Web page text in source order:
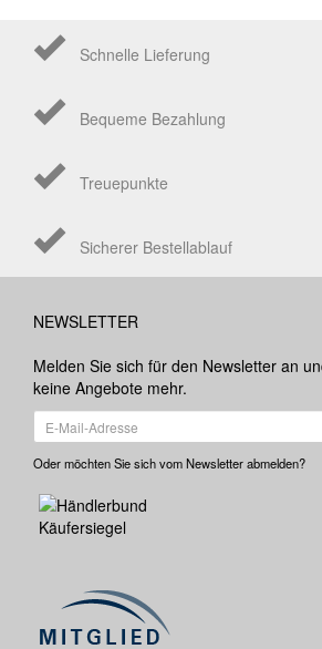
Schnelle Lieferung
Bequeme Bezahlung
Treuepunkte
Sicherer Bestellablauf
NEWSLETTER
Melden Sie sich für den Newsletter an
keine Angebote mehr.
Oder möchten Sie sich vom Newsletter abmelden?